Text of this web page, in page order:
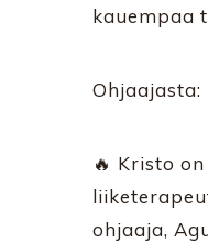
kauempaa
Ohjaajasta:
🔥 Kristo
ohjaaja,